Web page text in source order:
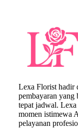
Lexa Florist hadir
pembayaran yang
tepat jadwal. Lexa
momen istimewa
pelayanan